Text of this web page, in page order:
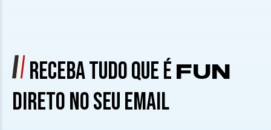
RECEBA TUDO QUE É FUN
DIRETO NO SEU EMAIL